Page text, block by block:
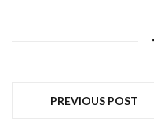
PREVIOUS POST